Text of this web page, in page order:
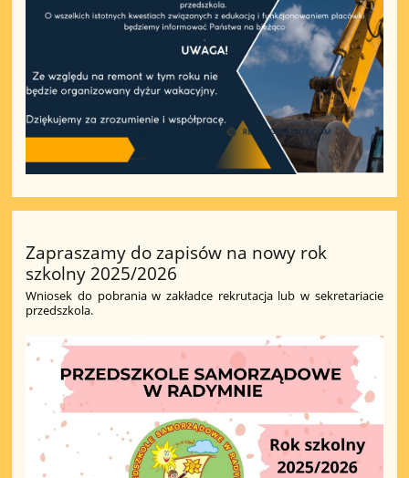
Zapraszamy do zapisów na nowy rok
szkolny 2025/2026
Wniosek do pobrania w zakładce rekrutacja lub w sekretariacie
przedszkola.